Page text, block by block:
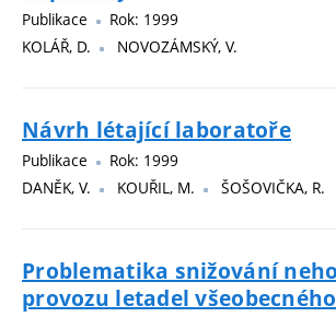
Publikace
Rok: 1999
KOLÁŘ, D.
NOVOZÁMSKÝ, V.
Návrh létající laboratoře
Publikace
Rok: 1999
DANĚK, V.
KOUŘIL, M. ŠOŠOVIČKA, R.
Problematika snižování
provozu letadel